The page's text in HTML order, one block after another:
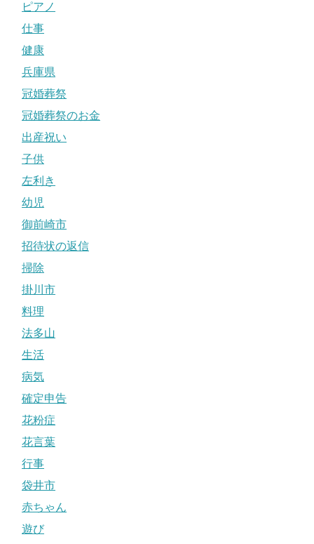
ピアノ
仕事
健康
兵庫県
冠婚葬祭
冠婚葬祭のお金
出産祝い
子供
左利き
幼児
御前崎市
招待状の返信
掃除
掛川市
料理
法多山
生活
病気
確定申告
花粉症
花言葉
行事
袋井市
赤ちゃん
遊び